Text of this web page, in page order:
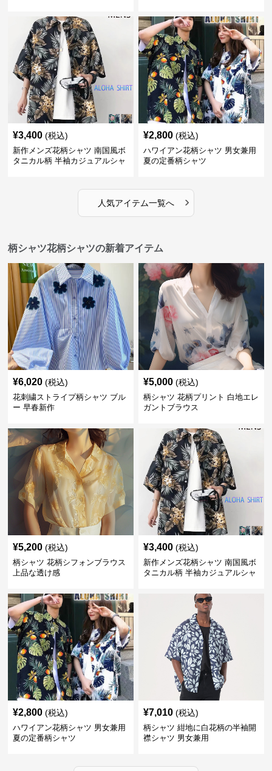
¥3,400 (税込)
新作メンズ花柄シャツ 南国風ボ
タニカル柄 半袖カジュアルシャ
¥2,800 (税込)
ハワイアン花柄シャツ 男女兼用
夏の定番柄シャツ
人気アイテム一覧へ ›
柄シャツ花柄シャツの新着アイテム
¥6,020 (税込)
花刺繍ストライプ柄シャツ ブル
ー 早春新作
¥5,000 (税込)
柄シャツ 花柄プリント 白地エレ
ガントブラウス
¥5,200 (税込)
柄シャツ 花柄シフォンブラウス
上品な透け感
¥3,400 (税込)
新作メンズ花柄シャツ 南国風ボ
タニカル柄 半袖カジュアルシャ
¥2,800 (税込)
ハワイアン花柄シャツ 男女兼用
夏の定番柄シャツ
¥7,010 (税込)
柄シャツ 紺地に白花柄の半袖開
襟シャツ 男女兼用